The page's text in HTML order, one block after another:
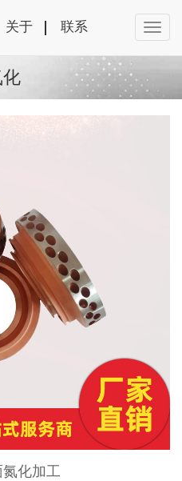
关于 联系
化加工